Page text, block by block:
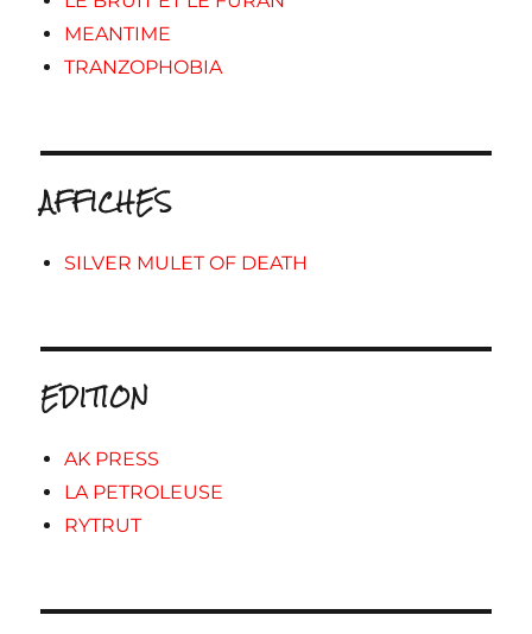
MEANTIME
TRANZOPHOBIA
AFFICHES
SILVER MULET OF DEATH
EDITION
AK PRESS
LA PETROLEUSE
RYTRUT